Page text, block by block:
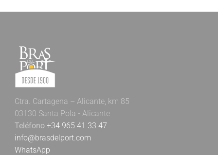
Ctra. Cartagena – Alicante, km 85
03130 Santa Pola - Alicante
Teléfono +34 965 41 33 47
info@brasdelport.com
WhatsApp